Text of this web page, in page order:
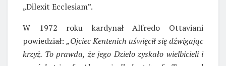
„Dilexit Ecclesiam”.
W 1972 roku kardynał Alfredo Ottaviani
powiedział: „Ojciec Kentenich uświęcił się dźwigając
krzyż. To prawda, że jego Dzieło zyskało wielbicieli i